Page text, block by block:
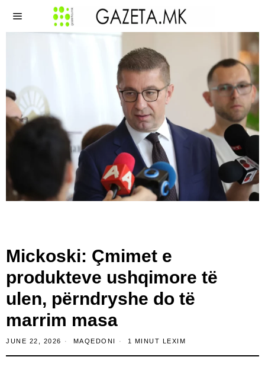
Mickoski: Çmimet e
produkteve ushqimore të
ulen, përndryshe do të
marrim masa
JUNE 22, 2026 MAQEDONI 1 MINUT LEXIM